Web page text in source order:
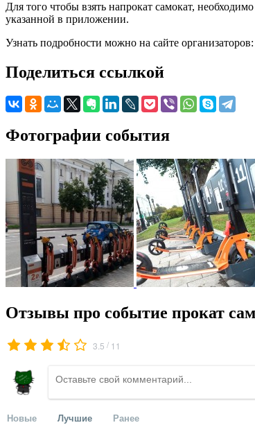
Для того чтобы взять напрокат самокат,
указанной в приложении.
Узнать подробности можно на сайте организаторов:
Поделиться ссылкой
Фотографии события
Отзывы про событие прокат
3.5 / 11
Новые Лучшие Ранее